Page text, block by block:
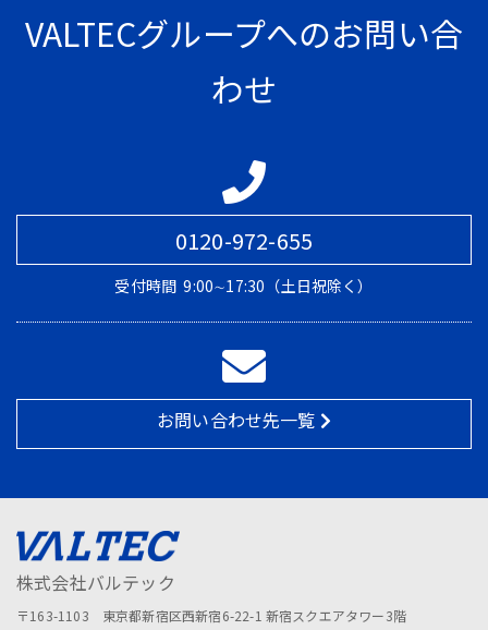
VALTECグループへのお問い合
わせ
0120-972-655
受付時間 9:00∼17:30（土日祝除く）
お問い合わせ先一覧
株式会社バルテック
〒163-1103 東京都新宿区西新宿6-22-1 新宿スクエアタワー3階